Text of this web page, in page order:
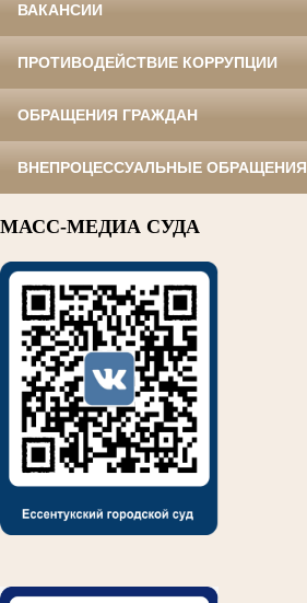
ВАКАНСИИ
ПРОТИВОДЕЙСТВИЕ КОРРУПЦИИ
ОБРАЩЕНИЯ ГРАЖДАН
ВНЕПРОЦЕССУАЛЬНЫЕ ОБРАЩЕНИЯ
МАСС-МЕДИА СУДА